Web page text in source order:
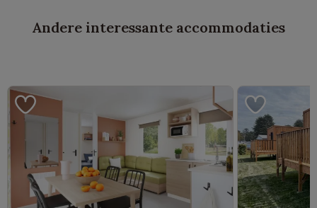
Andere interessante accommodaties